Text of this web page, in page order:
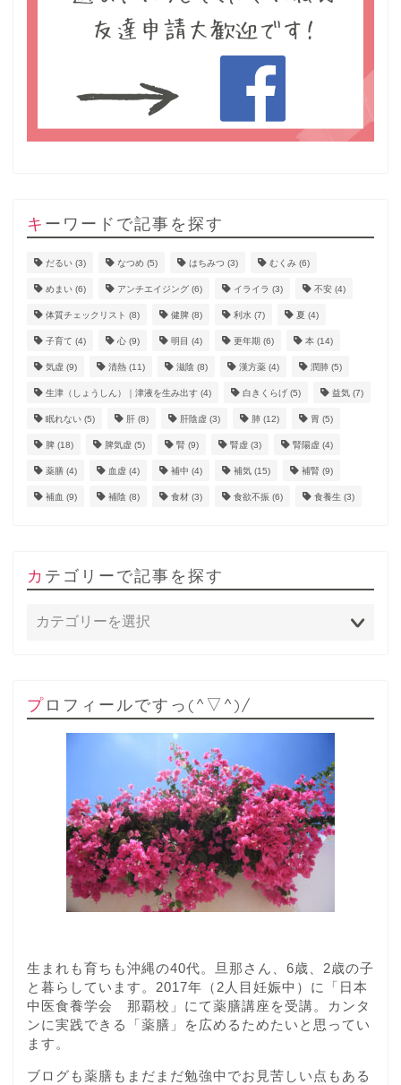
キーワードで記事を探す
だるい (3) なつめ (5) はちみつ (3) むくみ (6)
めまい (6) アンチエイジング (6) イライラ (3) 不安 (4)
体質チェックリスト (8) 健脾 (8) 利水 (7) 夏 (4)
子育て (4) 心 (9) 明目 (4) 更年期 (6) 本 (14)
気虚 (9) 清熱 (11) 滋陰 (8) 漢方薬 (4) 潤肺 (5)
生津（しょうしん）｜津液を生み出す (4) 白きくらげ (5) 益気 (7)
眠れない (5) 肝 (8) 肝陰虚 (3) 肺 (12) 胃 (5)
脾 (18) 脾気虚 (5) 腎 (9) 腎虚 (3) 腎陽虚 (4)
薬膳 (4) 血虚 (4) 補中 (4) 補気 (15) 補腎 (9)
補血 (9) 補陰 (8) 食材 (3) 食欲不振 (6) 食養生 (3)
カテゴリーで記事を探す
プロフィールですっ(^▽^)/
生まれも育ちも沖縄の40代。旦那さん、6歳、2歳の子
と暮らしています。2017年（2人目妊娠中）に「日本
中医食養学会 那覇校」にて薬膳講座を受講。カンタ
ンに実践できる「薬膳」を広めるためたいと思ってい
ます。
ブログも薬膳もまだまだ勉強中でお見苦しい点もある